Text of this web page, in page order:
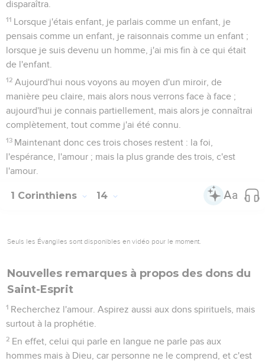
disparaîtra.
11 Lorsque j'étais enfant, je parlais comme un enfant, je
pensais comme un enfant, je raisonnais comme un enfant ;
lorsque je suis devenu un homme, j'ai mis fin à ce qui était
de l'enfant.
12 Aujourd'hui nous voyons au moyen d'un miroir, de
manière peu claire, mais alors nous verrons face à face ;
aujourd'hui je connais partiellement, mais alors je connaîtrai
complètement, tout comme j'ai été connu.
13 Maintenant donc ces trois choses restent : la foi,
l'espérance, l'amour ; mais la plus grande des trois, c'est
l'amour.
1 Corinthiens 14
Seuls les Évangiles sont disponibles en vidéo pour le moment.
Nouvelles remarques à propos des dons du
Saint-Esprit
1 Recherchez l'amour. Aspirez aussi aux dons spirituels, mais
surtout à la prophétie.
2 En effet, celui qui parle en langue ne parle pas aux
hommes mais à Dieu, car personne ne le comprend, et c'est